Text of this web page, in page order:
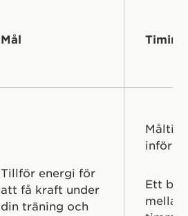
Mål Timing
Tillför energi för
att få kraft under
din träning och
Måltid
inför
Ett